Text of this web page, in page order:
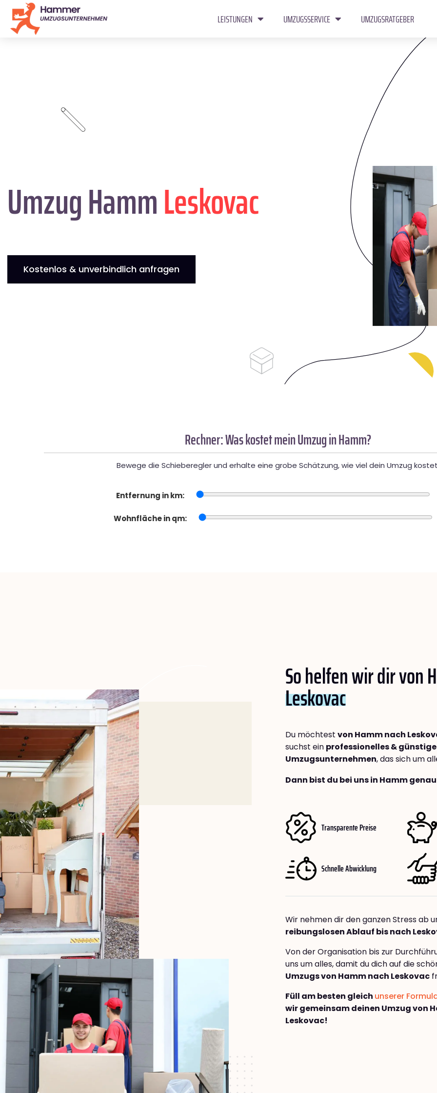
LEISTUNGEN UMZUGSSERVICE UMZUGSRATGEBER
Umzug HammLeskovac
Kostenlos & unverbindlich anfragen
Rechner: Was kostet mein Umzug in Hamm?
Bewege die Schieberegler und erhalte eine grobe Schätzung, wie viel dein Umzug
Entfernung in km:
Wohnfläche in qm:
So helfen wir dir von
Leskovac
Du möchtest von Hamm nach
suchst ein professionelles &
Umzugsunternehmen, das sich um
Dann bist du bei uns in Hamm
Transparente Preise
Schnelle Abwicklung
Wir nehmen dir den ganzen Stress ab
reibungslosen Ablauf bis nach
Von der Organisation bis zur
uns um alles, damit du dich auf die
Umzugs von Hamm nach Leskovac
Füll am besten gleich unserer
wir gemeinsam deinen Umzug von
Leskovac!